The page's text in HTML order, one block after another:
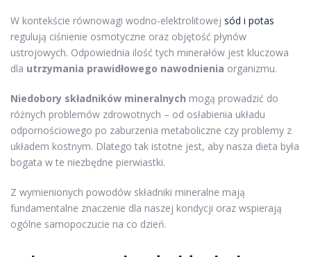
W kontekście równowagi wodno-elektrolitowej sód i potas
regulują ciśnienie osmotyczne oraz objętość płynów
ustrojowych. Odpowiednia ilość tych minerałów jest kluczowa
dla utrzymania prawidłowego nawodnienia organizmu.
Niedobory składników mineralnych mogą prowadzić do
różnych problemów zdrowotnych – od osłabienia układu
odpornościowego po zaburzenia metaboliczne czy problemy z
układem kostnym. Dlatego tak istotne jest, aby nasza dieta była
bogata w te niezbędne pierwiastki.
Z wymienionych powodów składniki mineralne mają
fundamentalne znaczenie dla naszej kondycji oraz wspierają
ogólne samopoczucie na co dzień.